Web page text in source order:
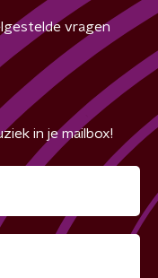
vragen
in je mailbox!